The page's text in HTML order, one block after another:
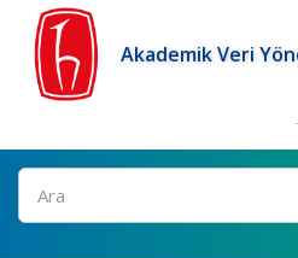
Akademik Veri
Ara